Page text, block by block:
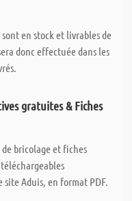
en stock et livrables de
donc effectuée dans les
gratuites & Fiches
de bricolage et fiches
Aduis, en format PDF.